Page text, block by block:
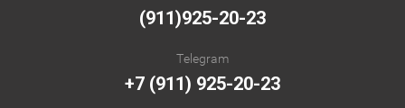
(911)925-20-23
Telegram
+7 (911) 925-20-23